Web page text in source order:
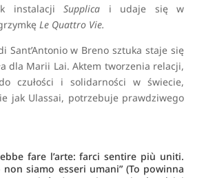
instalacjiSupplica i udaje się w
Le Quattro Vie.
Sant’Antonio w Breno sztuka staje się
dla Marii Lai. Aktem tworzenia relacji,
czułości i solidarności w świecie,
jak Ulassai, potrzebuje prawdziwego
fare l’arte: farci sentire più uniti.
non siamo esseri umani” (To powinna